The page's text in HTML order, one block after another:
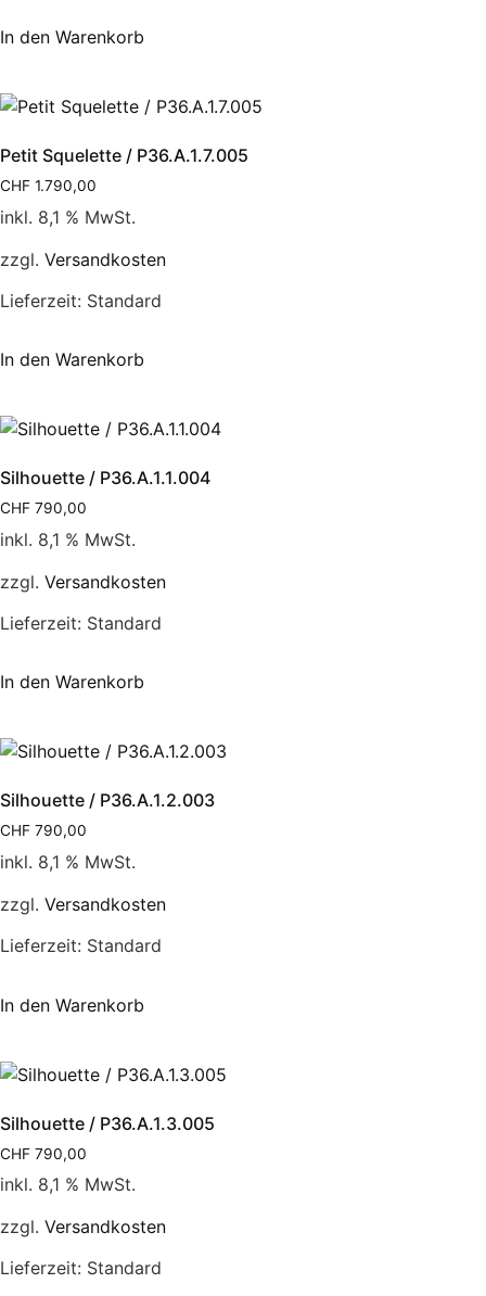
In den Warenkorb
Petit Squelette / P36.A.1.7.005
CHF 1.790,00
inkl. 8,1 % MwSt.
zzgl. Versandkosten
Lieferzeit: Standard
In den Warenkorb
Silhouette / P36.A.1.1.004
CHF 790,00
inkl. 8,1 % MwSt.
zzgl. Versandkosten
Lieferzeit: Standard
In den Warenkorb
Silhouette / P36.A.1.2.003
CHF 790,00
inkl. 8,1 % MwSt.
zzgl. Versandkosten
Lieferzeit: Standard
In den Warenkorb
Silhouette / P36.A.1.3.005
CHF 790,00
inkl. 8,1 % MwSt.
zzgl. Versandkosten
Lieferzeit: Standard